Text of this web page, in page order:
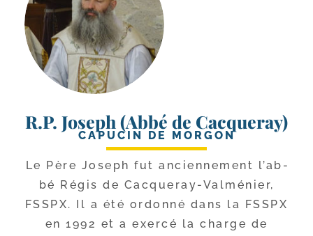
R.P. Joseph (Abbé de Cacqueray)
CAPUCIN DE MORGON
Le Père Joseph fut ancien­ne­ment l’ab­
bé Régis de Cacqueray-​Valménier,
FSSPX. Il a été ordon­né dans la FSSPX
en 1992 et a exer­cé la charge de